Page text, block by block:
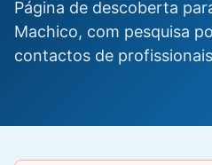
Página de descoberta
Machico, com pesquisa
contactos de